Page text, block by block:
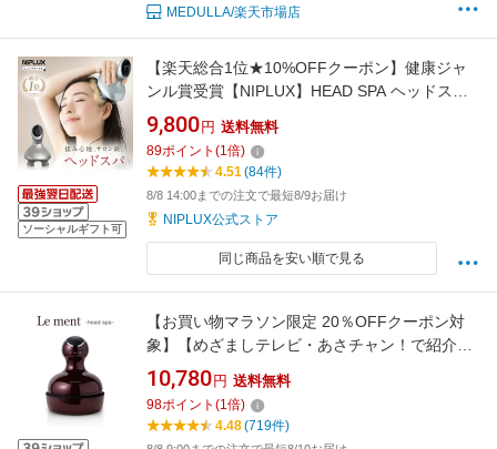
MEDULLA/楽天市場店
ソーシャルギフト可
【楽天総合1位★10%OFFクーポン】健康ジャ
ンル賞受賞【NIPLUX】HEAD SPA ヘッドスパ
頭皮エステ 頭皮マッサージャー 電動 頭皮ブラ
シ 健康グッズ 頭皮ケア リラックス ヘッドスパ
実用的 プレゼント 2026 女性 男性
9,800 円 送料無料
89ポイント (1倍)
4.51(84件)
8/8 14:00までの注文で最短8/9お届け
NIPLUX公式ストア
同じ商品を安い順で見る
【お買い物マラソン限定 20％OFFクーポン対
象】【めざましテレビ・あさチャン！で紹介さ
れました】Le ment（ルメント）ヘッドスパ 頭
皮ケア シャンプーブラシ 頭皮ブラシ 電動 美容
家電 ブラウン
10,780 円 送料無料
98ポイント (1倍)
4.48(719件)